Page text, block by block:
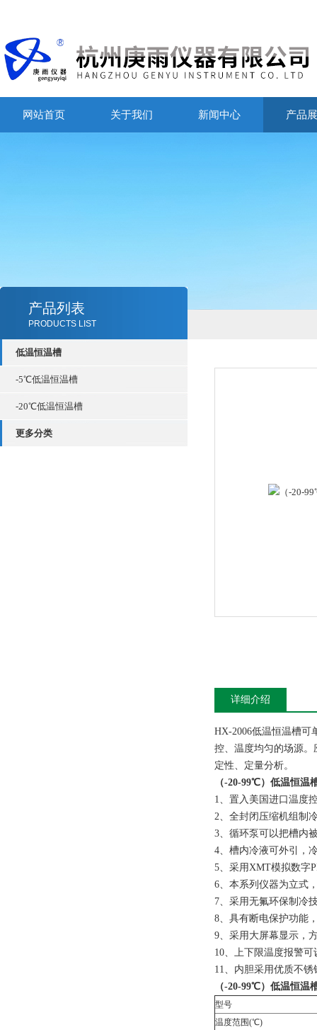
网站首页 关于我们 新闻中心 产品
产品列表
PRODUCTS LIST
低温恒温槽
-5℃低温恒温槽
-20℃低温恒温槽
更多分类
详细介绍
HX-2006低温恒温槽可
控、温度均匀的场源
定性、定量分析。
（-20-99℃）低温恒温
1、置入美国进口温度
2、全封闭压缩机组制
3、循环泵可以把槽内
4、槽内冷液可外引，
5、采用XMT模拟数字
6、本系列仪器为立式
7、采用无氟环保制冷
8、具有断电保护功能
9、采用大屏幕显示，
10、上下限温度报警可
11、内胆采用优质不锈
（-20-99℃）低温恒温
型号
温度范围(℃)